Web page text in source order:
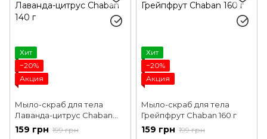
Хит
−20%
Акция
Мыло-скраб для тела
Лаванда-цитрус Chaban
140 г
159 грн 199 грн
Хит
−20%
Акция
Мыло-скраб для тела
Грейпфрут Chaban 160 г
159 грн 199 грн